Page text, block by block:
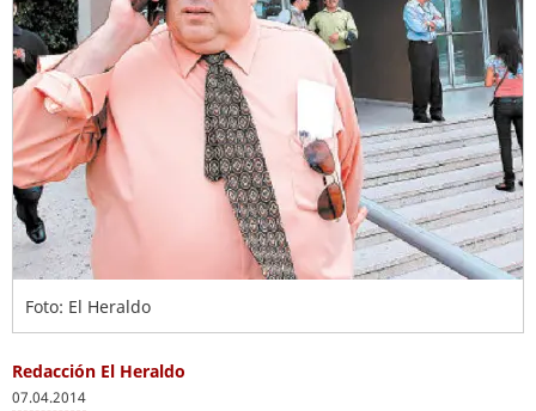
Foto: El Heraldo
Redacción El Heraldo
07.04.2014